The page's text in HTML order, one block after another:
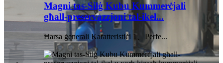
Magni tas-Silġ Kubu Kummerċjali
għall-preservazzjoni tal-ikel...
Ħarsa ġenerali Karatteristiċi 1、Perfe...